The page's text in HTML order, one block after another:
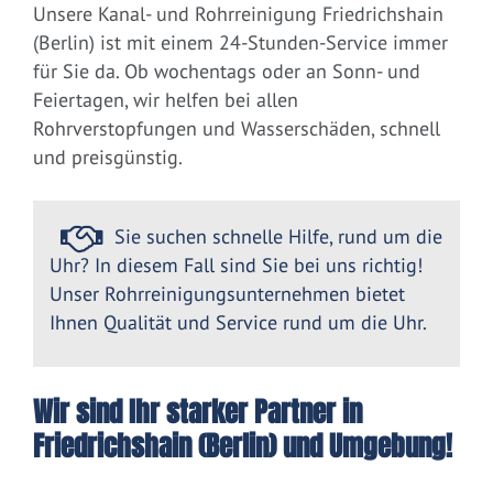
Unsere Kanal- und Rohrreinigung Friedrichshain
(Berlin) ist mit einem 24-Stunden-Service immer
für Sie da. Ob wochentags oder an Sonn- und
Feiertagen, wir helfen bei allen
Rohrverstopfungen und Wasserschäden, schnell
und preisgünstig.
Sie suchen schnelle Hilfe, rund um die
Uhr? In diesem Fall sind Sie bei uns richtig!
Unser Rohrreinigungsunternehmen bietet
Ihnen Qualität und Service rund um die Uhr.
Wir sind Ihr starker Partner in
Friedrichshain (Berlin) und Umgebung!